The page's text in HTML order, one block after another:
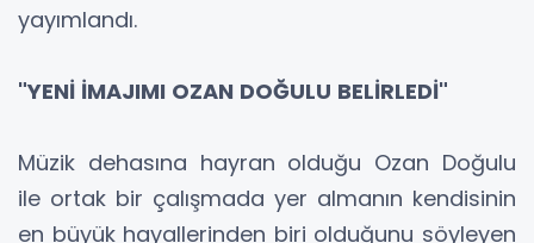
yayımlandı.
"YENİ İMAJIMI OZAN DOĞULU BELİRLEDİ"
Müzik dehasına hayran olduğu Ozan Doğulu
ile ortak bir çalışmada yer almanın kendisinin
en büyük hayallerinden biri olduğunu söyleyen